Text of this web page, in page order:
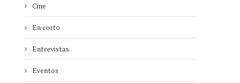
Cine
En corto
Entrevistas
Eventos